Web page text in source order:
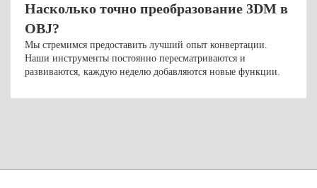
Насколько точно преобразование 3DM в
OBJ?
Мы стремимся предоставить лучший опыт конвертации.
Наши инструменты постоянно пересматриваются и
развиваются, каждую неделю добавляются новые функции.